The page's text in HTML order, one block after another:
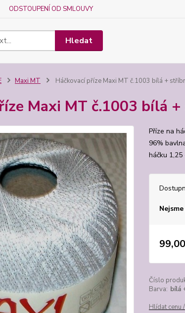
ODSTOUPENÍ OD SMLOUVY
Hledat
Maxi MT Háčkovací příze Maxi MT č.1003 bílá +
Maxi MT č.1003 bílá
Příze na
96%
háčku 1,25
Číslo
Barva: bílá
Hlídat cenu